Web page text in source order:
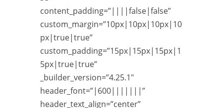
content_padding=”||||false|false”
custom_margin=”10px|10px|10px|10
px|true|true”
custom_padding=”15px|15px|15px|1
5px|true|true”
_builder_version=”4.25.1″
header_font=”|600|||||||”
header_text_align=”center”